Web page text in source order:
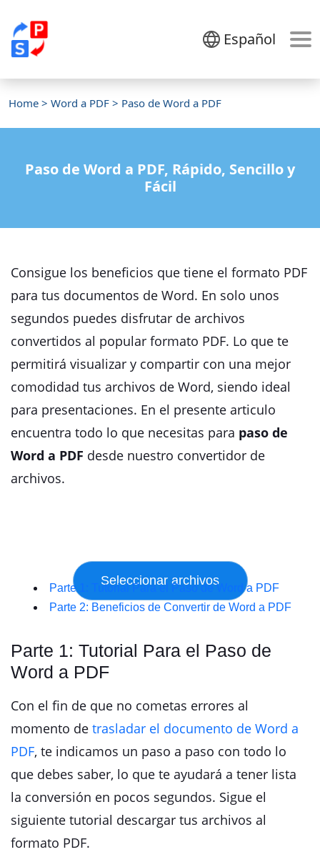
Español
Home > Word a PDF > Paso de Word a PDF
Paso de Word a PDF, Rápido, Sencillo y
Fácil
Consigue los beneficios que tiene el formato PDF
para tus documentos de Word. En solo unos
segundos puedes disfrutar de archivos
convertidos al popular formato PDF. Lo que te
permitirá visualizar y compartir con una mejor
comodidad tus archivos de Word, siendo ideal
para presentaciones. En el presente articulo
encuentra todo lo que necesitas para paso de
Word a PDF desde nuestro convertidor de
archivos.
Parte 1: Tutorial Para el Paso de Word a PDF
Parte 2: Beneficios de Convertir de Word a PDF
Parte 1: Tutorial Para el Paso de
Word a PDF
Con el fin de que no cometas errores al
momento de trasladar el documento de Word a
PDF, te indicamos un paso a paso con todo lo
que debes saber, lo que te ayudará a tener lista
la conversión en pocos segundos. Sigue el
siguiente tutorial descargar tus archivos al
formato PDF.